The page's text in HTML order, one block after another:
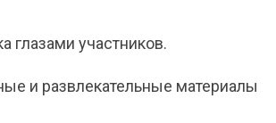
глазами участников.
и развлекательные материалы